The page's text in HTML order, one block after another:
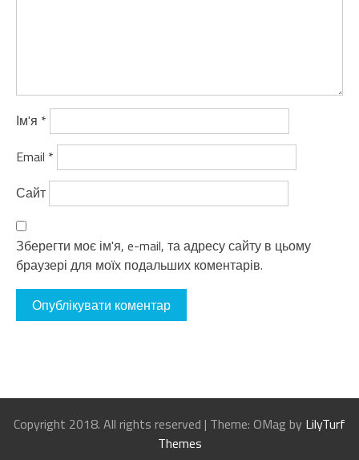
Ім'я *
Email *
Сайт
Зберегти моє ім'я, e-mail, та адресу сайту в цьому
браузері для моїх подальших коментарів.
Copyright 2018. All rights reserved | Theme: OMag by LilyTurf
Themes